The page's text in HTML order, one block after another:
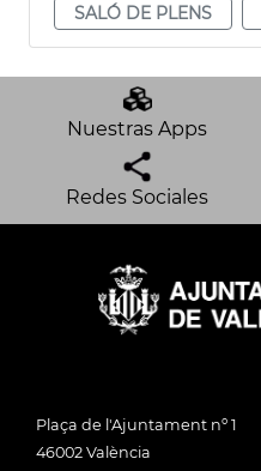
SALÓ DE PLENS
Nuestras Apps
Redes Sociales
Plaça de l'Ajuntament nº 1
46002 València